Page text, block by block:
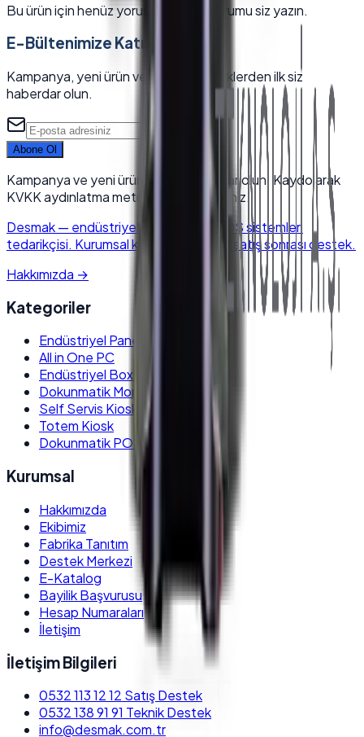
Bu ürün için henüz yorum yok — ilk yorumu siz yazın.
E-Bültenimize Katılın
Kampanya, yeni ürün ve sektörel içeriklerden ilk siz
haberdar olun.
Abone Ol
Kampanya ve yeni ürünlerden haberdar olun. Kaydolarak
KVKK aydınlatma metnini kabul edersiniz.
Desmak— endüstriyel elektronik & POS sistemleri
tedarikçisi. Kurumsal kalite, hızlı kargo, satış sonrası destek.
Hakkımızda →
Kategoriler
Endüstriyel Panel PC
All in One PC
Endüstriyel Box PC
Dokunmatik Monitör
Self Servis Kiosk
Totem Kiosk
Dokunmatik POS PC
Kurumsal
Hakkımızda
Ekibimiz
Fabrika Tanıtım
Destek Merkezi
E-Katalog
Bayilik Başvurusu
Hesap Numaraları
İletişim
İletişim Bilgileri
0532 113 12 12 Satış Destek
0532 138 91 91 Teknik Destek
info@desmak.com.tr